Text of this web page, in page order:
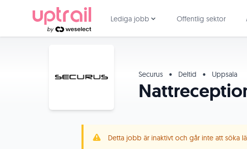
Lediga jobb Offentlig sektor
Securus • Deltid • Uppsala
Detta jobb är inaktivt och går inte att söka